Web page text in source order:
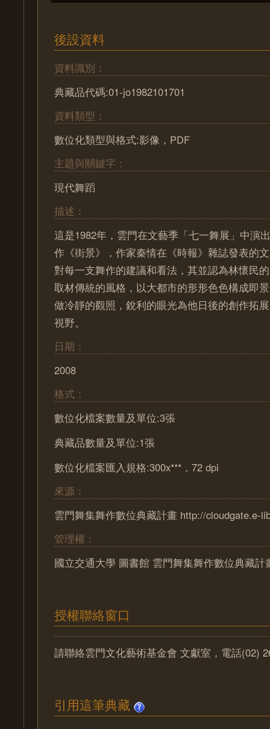
後設資料
資料識別：
典藏品代碼:01-jo1982101701
資料類型：
數位化類型與格式:影像，PDF
主題與關鍵字：
現代舞蹈
描述：
這是1982年，雲門在文藝季「七一舞展」中演
作《街景》，作家秦情在《時報》雜誌發表的
對每一支舞作的建議和看法，其並認為林懷民
取材傳統的風格，以大都市的形形色色構成即
做冷靜的觀照，銳利的眼光為他日後的創作拓
視野。
日期：
2008
格式：
數位化檔案數量及單位:3張
典藏品數量及單位:1張
數位化檔案匯入規格:300x***，72 dpi
來源：
雲門舞集舞作數位典藏計畫 http://cloudgate.e-
管理權：
國立交通大學 圖書館 雲門舞集舞作數位典藏計
授權聯絡窗口
請聯絡雲門文化藝術基金會 文獻室，電話(02)
引用這筆典藏